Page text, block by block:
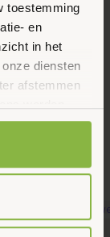
toestemming
en
in het
diensten
afstemmen
categorie
je keuze op
9